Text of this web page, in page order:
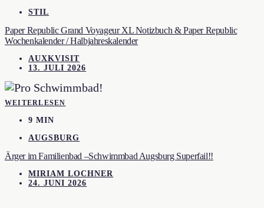
STIL
Paper Republic Grand Voyageur XL Notizbuch & Paper Republic
Wochenkalender / Halbjahreskalender
AUXKVISIT
13. JULI 2026
WEITERLESEN
9 MIN
AUGSBURG
Ärger im Familienbad –Schwimmbad Augsburg Superfail!!
MIRIAM LOCHNER
24. JUNI 2026